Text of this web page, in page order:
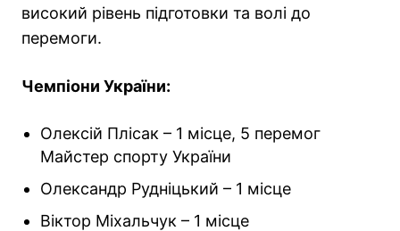
високий рівень підготовки та волі до
перемоги.
Чемпіони України:
Олексій Плісак – 1 місце, 5 перемог
Майстер спорту України
Олександр Рудніцький – 1 місце
Віктор Міхальчук – 1 місце